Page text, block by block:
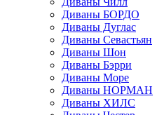
Диваны БОРДО
Диваны Дуглас
Диваны Севастьян
Диваны Шон
Диваны Бэрри
Диваны Море
Диваны НОРМАН
Диваны ХИЛС